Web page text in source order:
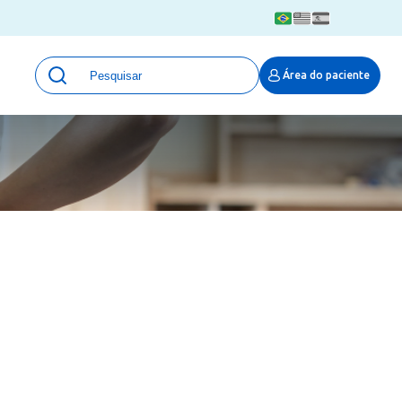
Área do paciente
Unidades
Qualidade e Segurança em saúde
Portal Pesquisa
Programa de Qualidade em Pesquisa
(ProQuali)